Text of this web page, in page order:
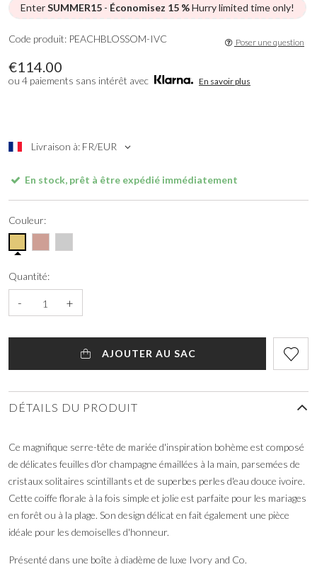
EnterSUMMER15 - Économisez 15 %Hurry limited time only!
€114.00
ou 4 paiements sans intérêt avec En savoir plus
Livraison à: FR/EUR
Code produit: PEACHBLOSSOM-IVC Poser une question
En stock, prêt à être expédié immédiatement
Couleur:
Quantité:
- +
AJOUTER AU SAC
DÉTAILS DU PRODUIT
Ce magnifique serre-tête de mariée d'inspiration bohème est composé
de délicates feuilles d'or champagne émaillées à la main, parsemées de
cristaux solitaires scintillants et de superbes perles d'eau douce ivoire.
Cette coiffe florale à la fois simple et jolie est parfaite pour les mariages
en forêt ou à la plage. Son design délicat en fait également une pièce
idéale pour les demoiselles d'honneur.
Présenté dans une boîte à diadème de luxe Ivory and Co.